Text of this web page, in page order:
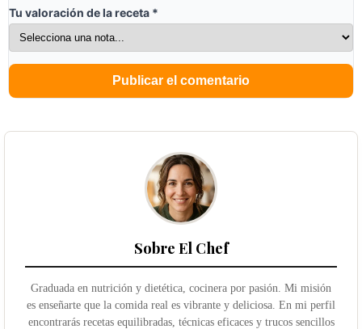
Tu valoración de la receta *
Sobre El Chef
Graduada en nutrición y dietética, cocinera por pasión. Mi misión
es enseñarte que la comida real es vibrante y deliciosa. En mi perfil
encontrarás recetas equilibradas, técnicas eficaces y trucos sencillos